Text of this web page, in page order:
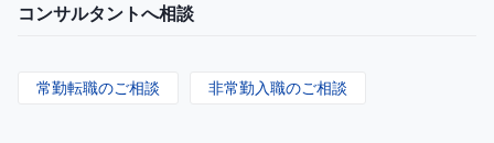
コンサルタントへ相談
常勤転職のご相談 非常勤入職のご相談